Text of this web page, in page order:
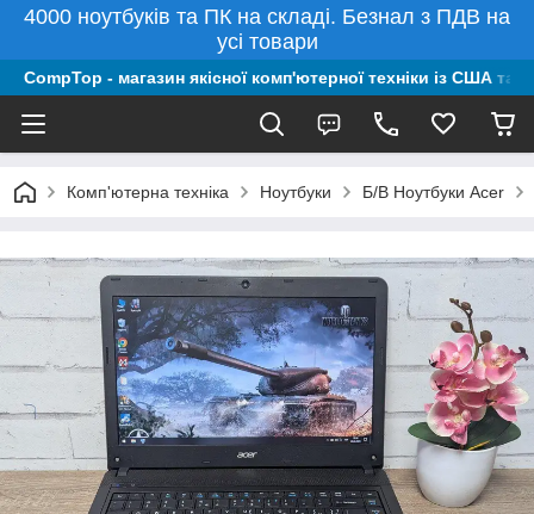
4000 ноутбуків та ПК на складі. Безнал з ПДВ на
усі товари
CompTop - магазин якісної комп'ютерної техніки із США та
Комп'ютерна техніка Ноутбуки Б/В Ноутбуки Acer